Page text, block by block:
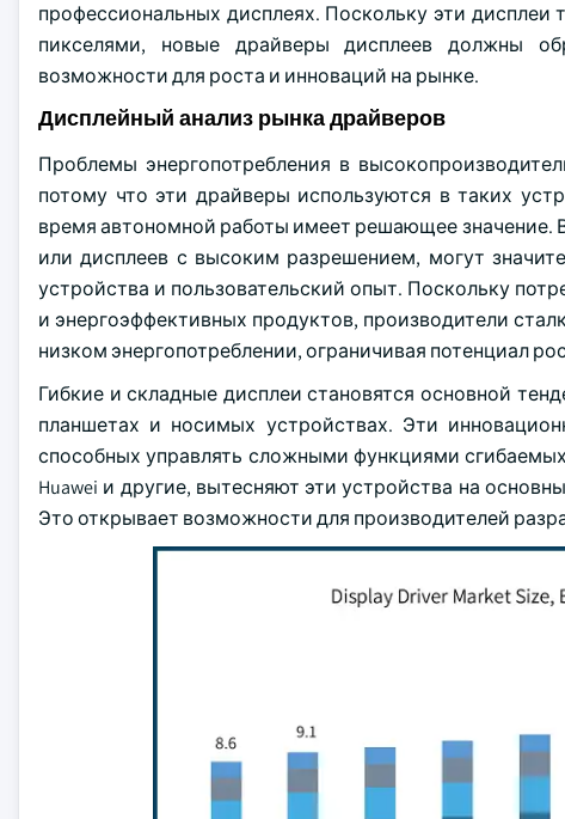
профессиональных дисплеях. Поскольку эти
пикселями, новые драйверы дисплеев должны
возможности для роста и инноваций на рынке.
Дисплейный анализ рынка драйверов
Проблемы энергопотребления в
потому что эти драйверы используются в таких
время автономной работы имеет решающее значение.
или дисплеев с высоким разрешением, могут
устройства и пользовательский опыт. Поскольку
и энергоэффективных продуктов, производители
низком энергопотреблении, ограничивая потенциал
Гибкие и складные дисплеи становятся основной
планшетах и носимых устройствах. Эти
способных управлять сложными функциями
Huawei и другие, вытесняют эти устройства на
Это открывает возможности для производителей